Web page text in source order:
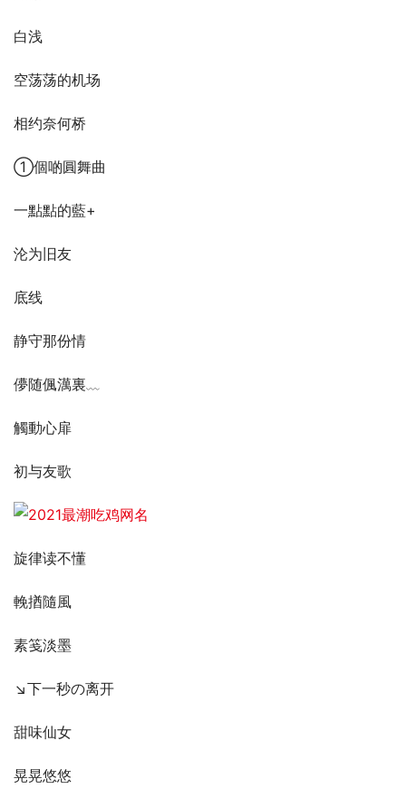
白浅
空荡荡的机场
相约奈何桥
①個啲圓舞曲
一點點的藍+
沦为旧友
底线
静守那份情
儚随偑澫裏﹏
觸動心扉
初与友歌
旋律读不懂
輓揂隨風
素笺淡墨
↘下一秒の离开
甜味仙女
晃晃悠悠